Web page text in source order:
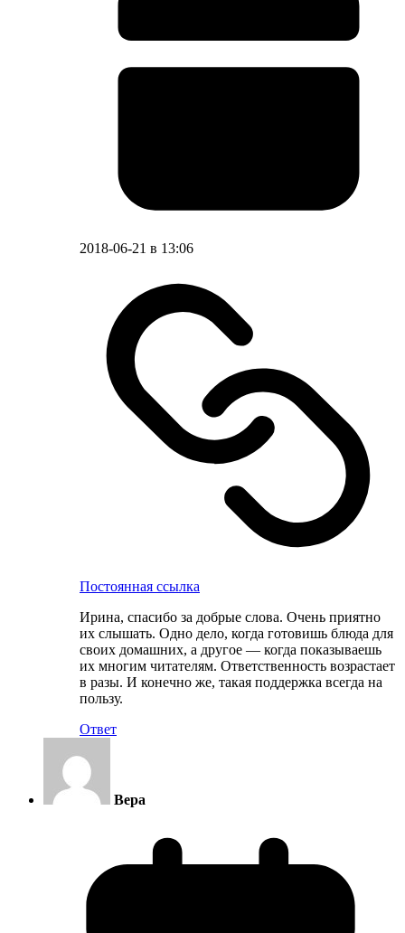
2018-06-21 в 13:06
Постоянная ссылка
Ирина, спасибо за добрые слова. Очень приятно
их слышать. Одно дело, когда готовишь блюда для
своих домашних, а другое — когда показываешь
их многим читателям. Ответственность возрастает
в разы. И конечно же, такая поддержка всегда на
пользу.
Ответ
Вера